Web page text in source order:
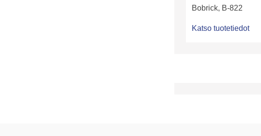
Bobrick, B-822
Katso tuotetiedot